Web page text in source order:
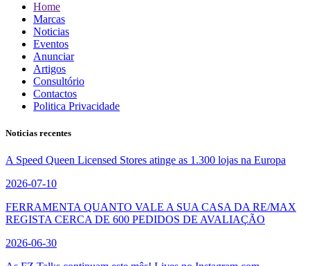
Home
Marcas
Noticias
Eventos
Anunciar
Artigos
Consultório
Contactos
Politica Privacidade
Noticias recentes
A Speed Queen Licensed Stores atinge as 1.300 lojas na Europa
2026-07-10
FERRAMENTA QUANTO VALE A SUA CASA DA RE/MAX
REGISTA CERCA DE 600 PEDIDOS DE AVALIAÇÃO
2026-06-30